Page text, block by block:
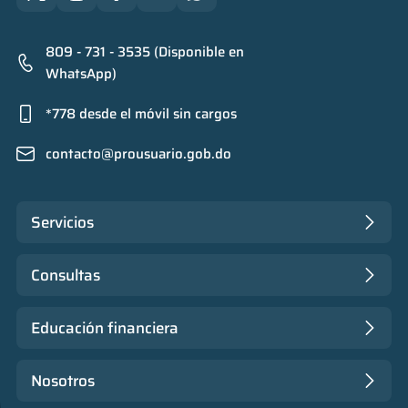
809 - 731 - 3535 (Disponible en
WhatsApp)
*778 desde el móvil sin cargos
contacto@prousuario.gob.do
Servicios
Consultas
Educación financiera
Nosotros